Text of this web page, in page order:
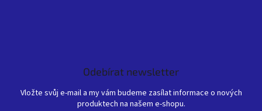
Odebírat newsletter
Vložte svůj e-mail a my vám budeme zasílat informace o nových
produktech na našem e-shopu.